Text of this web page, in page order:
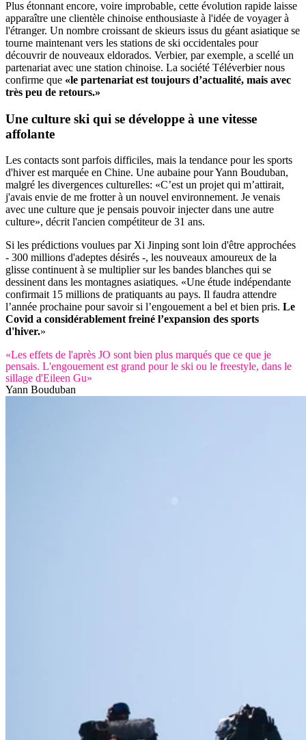
Plus étonnant encore, voire improbable, cette évolution rapide laisse
apparaître une clientèle chinoise enthousiaste à l'idée de voyager à
l'étranger. Un nombre croissant de skieurs issus du géant asiatique se
tourne maintenant vers les stations de ski occidentales pour
découvrir de nouveaux eldorados. Verbier, par exemple, a scellé un
partenariat avec une station chinoise. La société Téléverbier nous
confirme que «le partenariat est toujours d’actualité, mais avec
très peu de retours.»
Une culture ski qui se développe à une vitesse
affolante
Les contacts sont parfois difficiles, mais la tendance pour les sports
d'hiver est marquée en Chine. Une aubaine pour Yann Bouduban,
malgré les divergences culturelles: «C’est un projet qui m’attirait,
j'avais envie de me frotter à un nouvel environnement. Je venais
avec une culture que je pensais pouvoir injecter dans une autre
culture», décrit l'ancien compétiteur de 31 ans.
Si les prédictions voulues par Xi Jinping sont loin d'être approchées
- 300 millions d'adeptes désirés -, les nouveaux amoureux de la
glisse continuent à se multiplier sur les bandes blanches qui se
dessinent dans les montagnes asiatiques. «Une étude indépendante
confirmait 15 millions de pratiquants au pays. Il faudra attendre
l’année prochaine pour savoir si l’engouement a bel et bien pris. Le
Covid a considérablement freiné l’expansion des sports
d'hiver.»
«Les effets de l'après JO sont bien plus marqués que ce que je
pensais. L'engouement est grand pour le ski ou le freestyle, dans le
sillage d'Eileen Gu»
Yann Bouduban